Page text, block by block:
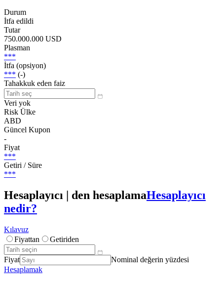
Durum
İtfa edildi
Tutar
750.000.000 USD
Plasman
***
İtfa (opsiyon)
*** (-)
Tahakkuk eden faiz
Veri yok
Risk Ülke
ABD
Güncel Kupon
-
Fiyat
***
Getiri / Süre
***
Hesaplayıcı | den hesaplamaHesaplayıcı
nedir?
Kılavuz
Fiyattan
Getiriden
Fiyat
Nominal değerin yüzdesi
Hesaplamak